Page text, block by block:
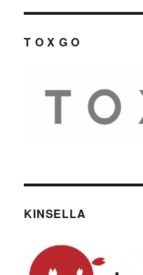
T O X G O
KINSELLA